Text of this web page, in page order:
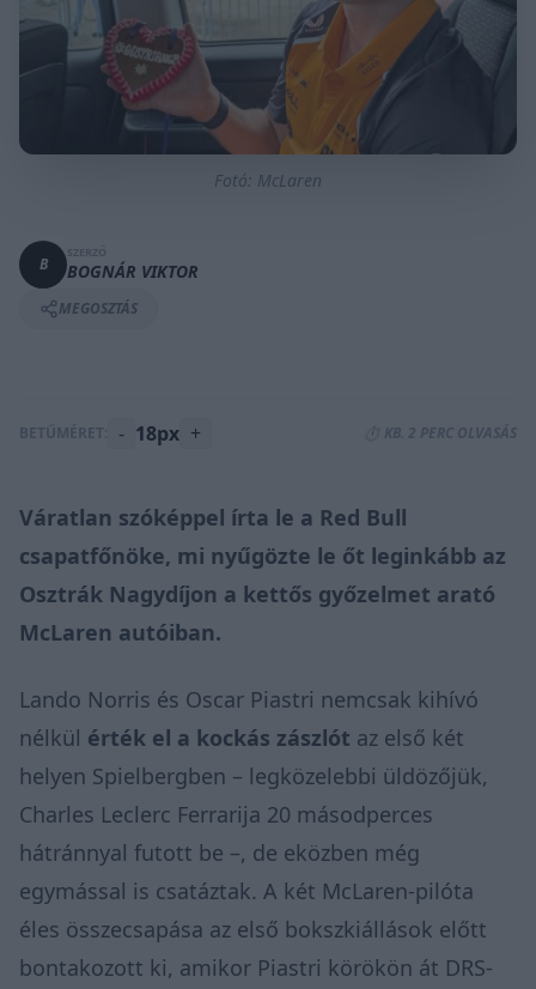
Fotó: McLaren
B BOGNÁR VIKTOR
MEGOSZTÁS
BETŰMÉRET: - 18px + ⏱️ KB. 2 PERC OLVASÁS
Váratlan szóképpel írta le a Red Bull
csapatfőnöke, mi nyűgözte le őt leginkább az
Osztrák Nagydíjon a kettős győzelmet arató
McLaren autóiban.
Lando Norris és Oscar Piastri nemcsak kihívó
nélkül érték el a kockás zászlót az első két
helyen Spielbergben – legközelebbi üldözőjük,
Charles Leclerc Ferrarija 20 másodperces
hátránnyal futott be –, de eközben még
egymással is csatáztak. A két McLaren-pilóta
éles összecsapása az első bokszkiállások előtt
bontakozott ki, amikor Piastri körökön át DRS-